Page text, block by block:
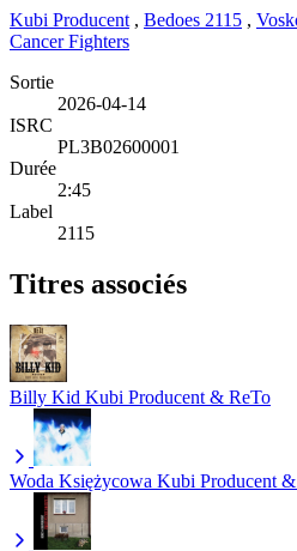
Kubi Producent , Bedoes 2115 ,
Cancer Fighters
Sortie
2026-04-14
ISRC
PL3B02600001
Durée
2:45
Label
2115
Titres associés
Billy Kid Kubi Producent & ReTo
Woda Księżycowa Kubi Producent